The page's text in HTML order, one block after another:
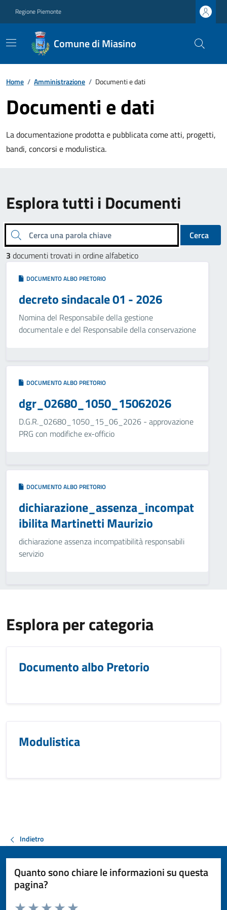
Regione Piemonte
Comune di Miasino
Home / Amministrazione / Documenti e dati
Documenti e dati
La documentazione prodotta e pubblicata come atti, progetti,
bandi, concorsi e modulistica.
Esplora tutti i Documenti
Cerca una parola chiave
Cerca
3 documenti trovati in ordine alfabetico
DOCUMENTO ALBO PRETORIO
decreto sindacale 01 - 2026
Nomina del Responsabile della gestione
documentale e del Responsabile della conservazione
DOCUMENTO ALBO PRETORIO
dgr_02680_1050_15062026
D.G.R._02680_1050_15_06_2026 - approvazione
PRG con modifiche ex-officio
DOCUMENTO ALBO PRETORIO
dichiarazione_assenza_incompat
ibilita Martinetti Maurizio
dichiarazione assenza incompatibilità responsabili
servizio
Esplora per categoria
Documento albo Pretorio
Modulistica
Indietro
Quanto sono chiare le informazioni su questa
pagina?
Valuta da 1 a 5 stelle la pagina